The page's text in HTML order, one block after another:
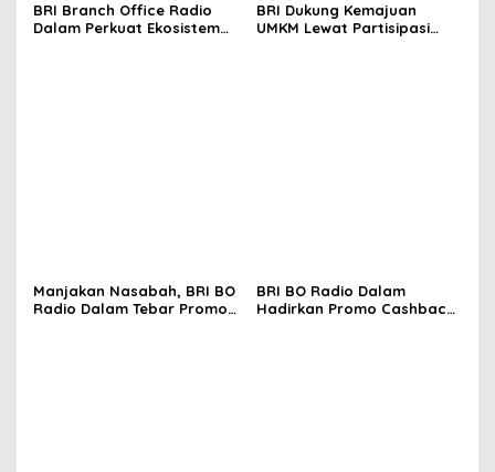
BRI Branch Office Radio
Dalam Perkuat Ekosistem
BRI Dukung Kemajuan
UMKM Lewat Partisipasi
Manjakan Nasabah, BRI BO
Radio Dalam Tebar Promo
BRI BO Radio Dalam
Hadirkan Promo Cashback